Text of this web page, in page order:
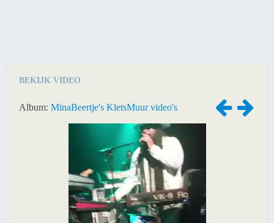
BEKIJK VIDEO
Album: MinaBeertje's KletsMuur video's